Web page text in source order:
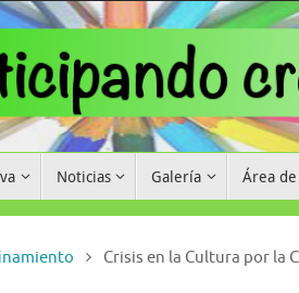
Noticias Galería Área
Crisis en la Cultura por la